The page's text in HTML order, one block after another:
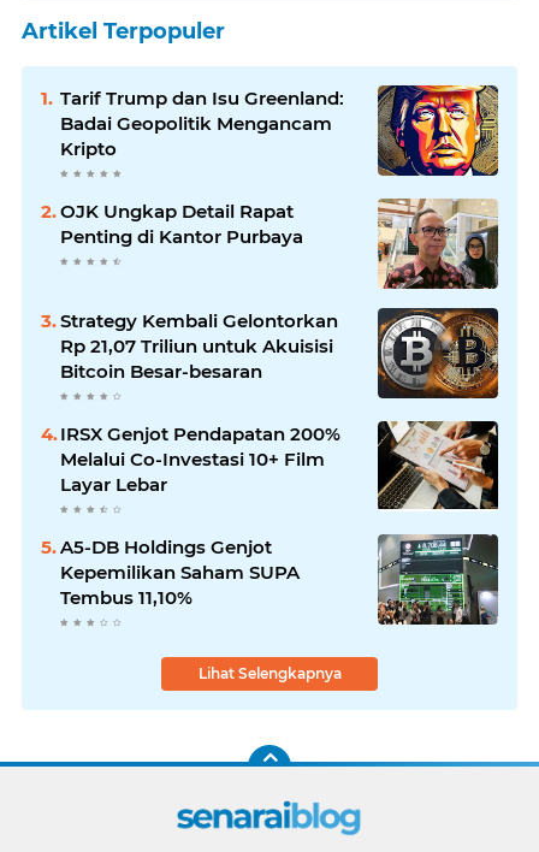
Artikel Terpopuler
Tarif Trump dan Isu Greenland:
Badai Geopolitik Mengancam
Kripto
OJK Ungkap Detail Rapat
Penting di Kantor Purbaya
Strategy Kembali Gelontorkan
Rp 21,07 Triliun untuk Akuisisi
Bitcoin Besar-besaran
IRSX Genjot Pendapatan 200%
Melalui Co-Investasi 10+ Film
Layar Lebar
A5-DB Holdings Genjot
Kepemilikan Saham SUPA
Tembus 11,10%
Lihat Selengkapnya